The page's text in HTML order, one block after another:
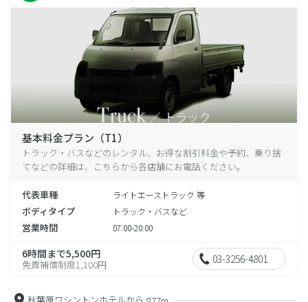
基本料金プラン（T1）
トラック・バスなどのレンタル、お得な割引料金や予約、乗り捨
てなどの詳細は、こちらから各店舗にお電話ください。
代表車種 ライトエーストラック 等
ボディタイプ トラック・バスなど
営業時間 07:00-20:00
6時間まで5,500円
免責補償制度1,100円 03-3256-4801